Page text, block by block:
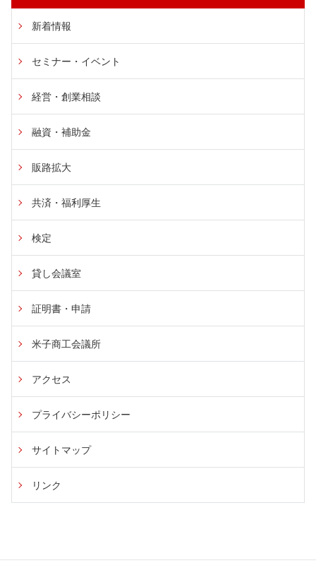
新着情報
セミナー・イベント
経営・創業相談
融資・補助金
販路拡大
共済・福利厚生
検定
貸し会議室
証明書・申請
米子商工会議所
アクセス
プライバシーポリシー
サイトマップ
リンク